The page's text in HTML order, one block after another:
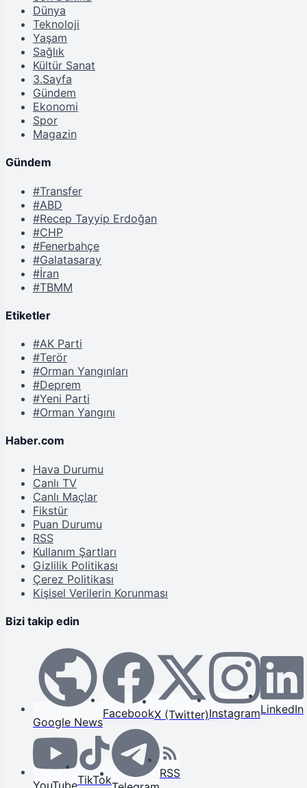
Dünya
Teknoloji
Yaşam
Sağlık
Kültür Sanat
3.Sayfa
Gündem
Ekonomi
Spor
Magazin
Gündem
#Transfer
#ABD
#Recep Tayyip Erdoğan
#CHP
#Fenerbahçe
#Galatasaray
#İran
#TBMM
Etiketler
#AK Parti
#Terör
#Orman Yangınları
#Deprem
#Yeni Parti
#Orman Yangını
Haber.com
Hava Durumu
Canlı TV
Canlı Maçlar
Fikstür
Puan Durumu
RSS
Kullanım Şartları
Gizlilik Politikası
Çerez Politikası
Kişisel Verilerin Korunması
Bizi takip edin
Google News
FacebookX (Twitter)InstagramLinkedIn
YouTubeTikTok RSS